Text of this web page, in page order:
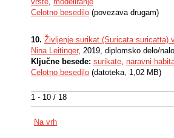
1 - 10 / 18
Celotno besedilo (povezava drugam)
10. Življenje surikat (Suricata suricatta)
Nina Leitinger, 2019, diplomsko delo/
Ključne besede: surikate, naravni
Celotno besedilo (datoteka, 1,02 MB)
Na vrh